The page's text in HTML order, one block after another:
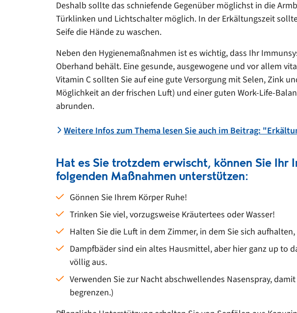
Deshalb sollte das schniefende Gegenüber möglichst in die
Türklinken und Lichtschalter möglich. In der Erkältungszeit
Seife die Hände zu waschen.
Neben den Hygienemaßnahmen ist es wichtig, dass Ihr
Oberhand behält. Eine gesunde, ausgewogene und vor allem
Vitamin C sollten Sie auf eine gute Versorgung mit Selen, Zink
Möglichkeit an der frischen Luft) und einer guten Work-Life-
abrunden.
Weitere Infos zum Thema lesen Sie auch im Beitrag:
Hat es Sie trotzdem erwischt, können Sie Ihr
folgenden Maßnahmen unterstützen:
Gönnen Sie Ihrem Körper Ruhe!
Trinken Sie viel, vorzugsweise Kräutertees oder Wasser!
Halten Sie die Luft in dem Zimmer, in dem Sie sich
Dampfbäder sind ein altes Hausmittel, aber hier ganz up to
völlig aus.
Verwenden Sie zur Nacht abschwellendes Nasenspray,
begrenzen.)